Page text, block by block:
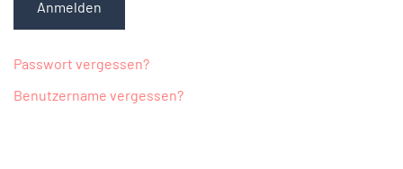
Anmelden
Passwort vergessen?
Benutzername vergessen?